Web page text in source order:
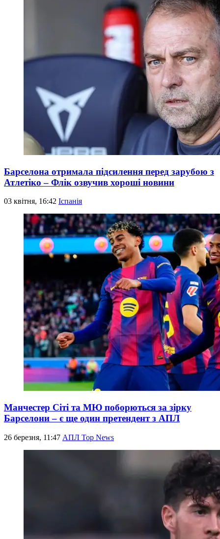
Барселона отримала підсилення перед зарубою з
Атлетіко – Флік озвучив хороші новини
03 квітня, 16:42 Іспанія
Манчестер Сіті та МЮ поборються за зірку
Барселони – є ще один претендент з АПЛ
26 березня, 11:47 АПЛ Top News